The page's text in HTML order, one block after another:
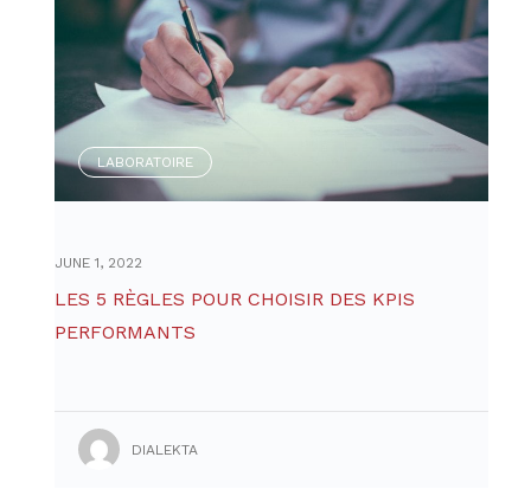
LABORATOIRE
JUNE 1, 2022
LES 5 RÈGLES POUR CHOISIR DES KPIS
PERFORMANTS
DIALEKTA